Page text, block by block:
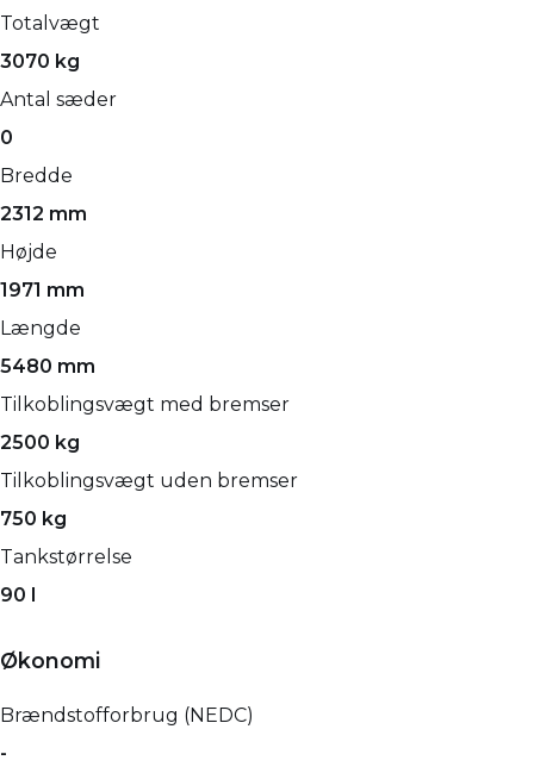
Totalvægt
3070 kg
Antal sæder
0
Bredde
2312 mm
Højde
1971 mm
Længde
5480 mm
Tilkoblingsvægt med bremser
2500 kg
Tilkoblingsvægt uden bremser
750 kg
Tankstørrelse
90 l
Økonomi
Brændstofforbrug (NEDC)
-